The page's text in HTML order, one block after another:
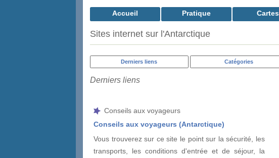
Accueil Pratique Cartes
Sites internet sur l'Antarctique
Derniers liens Catégories
Derniers liens
Conseils aux voyageurs
Conseils aux voyageurs (Antarctique)
Vous trouverez sur ce site le point sur la sécurité, les
transports, les conditions d'entrée et de séjour, la